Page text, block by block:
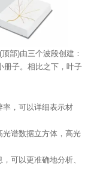
部)由三个波段创建：
册子。相比之下，叶子
率，可以详细表示材
光谱数据立方体，高光
可以更准确地分析、